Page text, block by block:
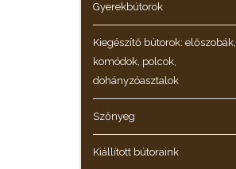
Gyerekbútorok
Kiegészítő bútorok: előszobák,
komódok, polcok,
dohányzóasztalok
Szőnyeg
Kiállított bútoraink